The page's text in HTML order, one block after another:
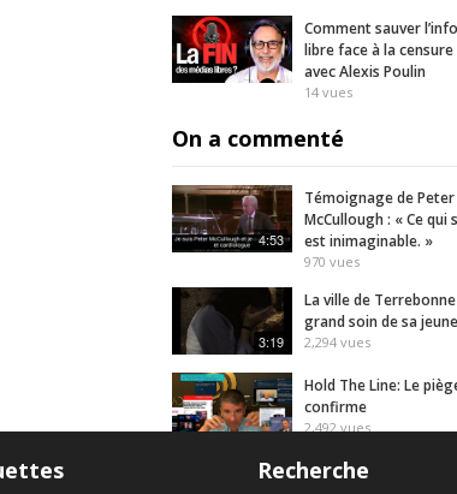
Comment sauver
libre face à la
avec Alexis Poulin
14 vues
On a commenté
4:53
Témoignage de Peter
McCullough : « Ce qui
est inimaginable. »
970 vues
3:19
La ville de
grand soin de sa
2,294 vues
Hold The Line: Le
confirme
2,492vues
Recherche